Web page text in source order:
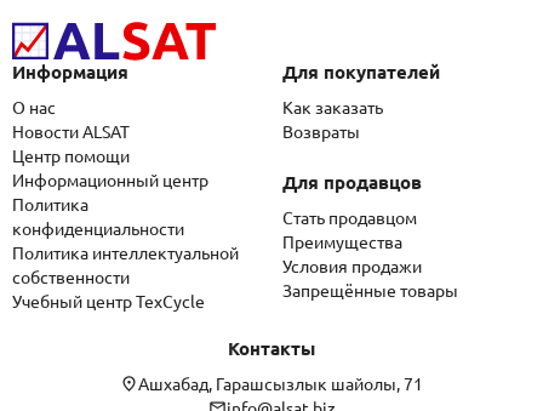
Информация
О нас
Новости ALSAT
Центр помощи
Информационный центр
Политика
конфиденциальности
Политика интеллектуальной
собственности
Учебный центр TexCycle
Для покупателей
Как заказать
Возвраты
Для продавцов
Стать продавцом
Преимущества
Условия продажи
Запрещённые товары
Контакты
Ашхабад, Гарашсызлык шайолы, 71